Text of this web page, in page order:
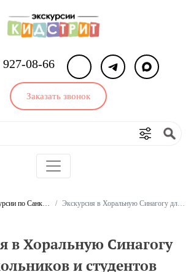
927-08-66
Заказать звонок
для школьников и студентов Экскурсия в Хоральную Синагогу для школьников и студентов (экскурсия для класса)
в Хоральную Синагогу
и студентов